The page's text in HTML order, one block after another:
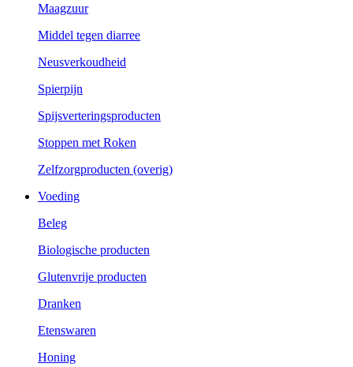
Maagzuur
Middel tegen diarree
Neusverkoudheid
Spierpijn
Spijsverteringsproducten
Stoppen met Roken
Zelfzorgproducten (overig)
Voeding
Beleg
Biologische producten
Glutenvrije producten
Dranken
Etenswaren
Honing